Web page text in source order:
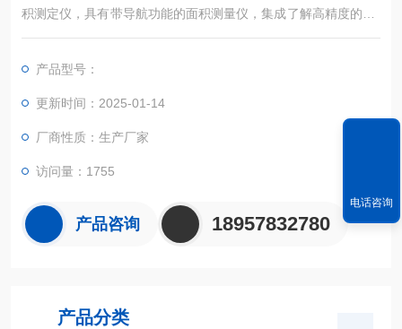
积测定仪，具有带导航功能的面积测量仪，集成了解高精度的GP
S定位系统、精确的面积计算方法和智能化的掌上电脑系统，能
产品型号：
更新时间：2025-01-14
厂商性质：生产厂家
访问量：1755
产品咨询 18957832780
产品分类
电话咨询